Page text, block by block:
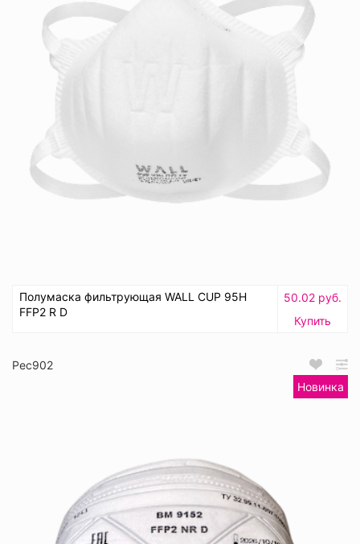
Полумаска фильтрующая WALL CUP 95H
FFP2 R D
50.02 руб.
Купить
Рес902
Новинка